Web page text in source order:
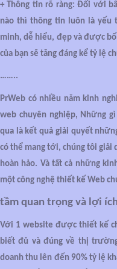
+ Thông tin rõ ràng: Đối với
nào thì thông tin luôn là yếu
minh, dễ hiểu, đẹp và được
của bạn sẽ tăng đáng kể tỷ lệ
……..
PrWeb có nhiều năm kinh
web chuyên nghiệp, Những
qua là kết quả giải quyết
có thể mang tới, chúng tôi giải
hoàn hảo. Và tất cả những
một công nghệ thiết kế Web
tầm quan trọng và lợi
Với 1 website được thiết kế
biết đủ và đúng về thị
doanh thu lên đến 90% tỷ lệ